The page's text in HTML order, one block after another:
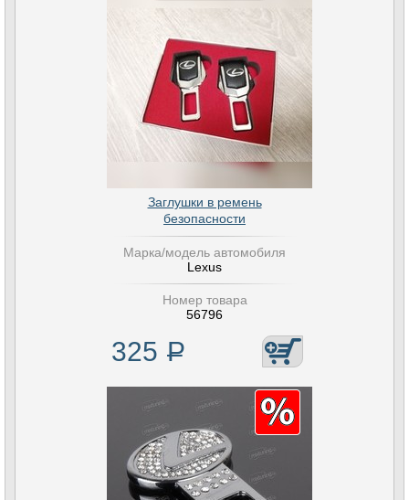
Заглушки в ремень
безопасности
Марка/модель автомобиля
Lexus
Номер товара
56796
325 Р